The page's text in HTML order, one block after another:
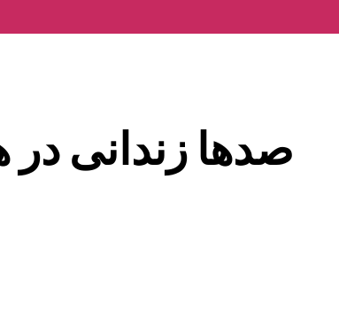
صدها زندانی در